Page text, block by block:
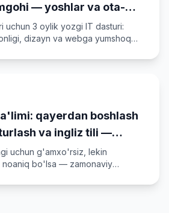
— yoshlar va ota-
uchun 3 oylik yozgi IT dasturi:
dizayn va webga yumshoq
qayerdan boshlash
va ingliz tili —
yo'l
uchun g'amxo'rsiz, lekin
noaniq bo'lsa — zamonaviy